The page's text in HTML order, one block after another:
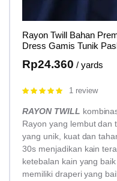
Rayon Twill Bahan
Dress Gamis Tunik
Rp24.360 / yards
Rated
1 review
RAYON TWILL
Rayon yang lembut dan
yang unik, kuat dan
30s menjadikan kain
ketebalan kain yang
memiliki draperi yang